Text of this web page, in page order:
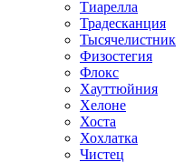
Тиарелла
Традесканция
Тысячелистник
Физостегия
Флокс
Хауттюйния
Хелоне
Хоста
Хохлатка
Чистец